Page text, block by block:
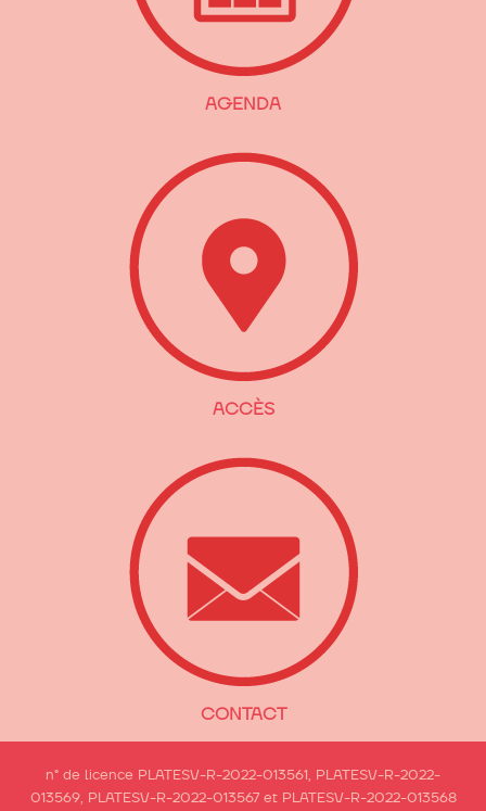
AGENDA
ACCÈS
CONTACT
n° de licence PLATESV-R-2022-013561, PLATESV-R-2022-
013569, PLATESV-R-2022-013567 et PLATESV-R-2022-013568